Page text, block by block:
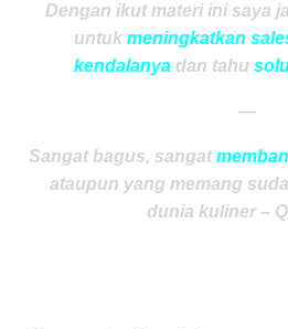
Dengan ikut materi ini saya
untuk meningkatkan
kendalanya dan tahu
—
Sangat bagus, sangat
ataupun yang memang
dunia kuliner –